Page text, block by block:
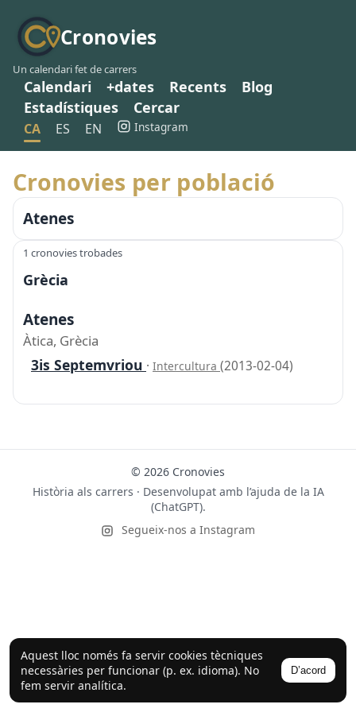
Cronovies
Un calendari fet de carrers
Calendari +dates Recents
Blog
Estadístiques
Cercar
CA ES EN Instagram
Aquest lloc només fa servir cookies tècniques
necessàries per funcionar (p. ex. idioma). No
fem servir analítica.
D’acord
Cronovies per població
Atenes
1 cronovies trobades
Grècia
Atenes
Àtica, Grècia
3is Septemvriou · Intercultura (2013-02-04)
© 2026 Cronovies
Història als carrers · Desenvolupat amb l’ajuda de la IA
(ChatGPT).
Segueix-nos a Instagram